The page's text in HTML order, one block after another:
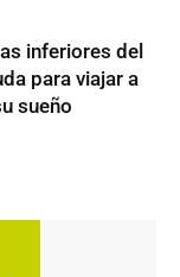
inferiores del
para viajar a
sueño